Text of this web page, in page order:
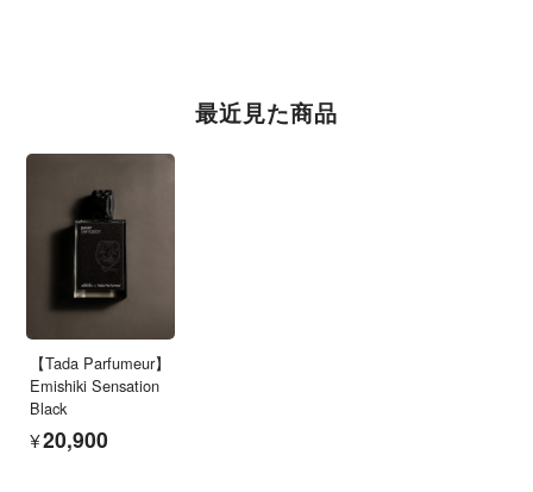
最近見た商品
【Tada Parfumeur】
Emishiki Sensation
Black
¥20,900